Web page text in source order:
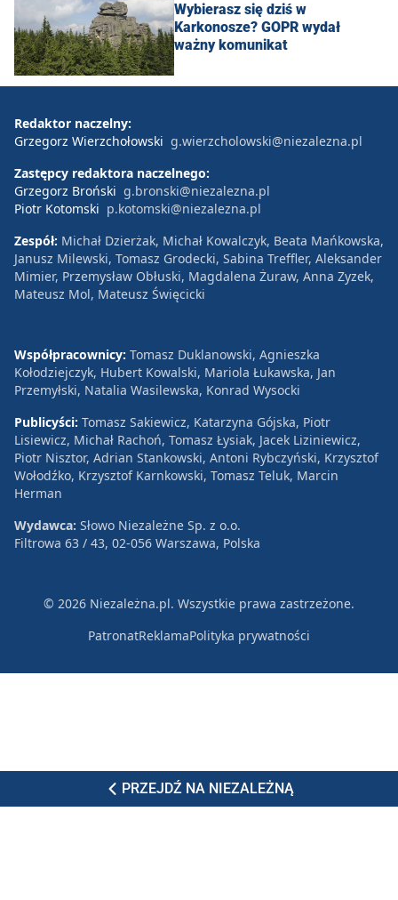
Wybierasz się dziś w
Karkonosze? GOPR wydał
ważny komunikat
PRZEJDŹ NA NIEZALEŻNĄ
Redaktor naczelny:
Grzegorz Wierzchołowski g.wierzcholowski@niezalezna.pl
Zastępcy redaktora naczelnego:
Grzegorz Broński g.bronski@niezalezna.pl
Piotr Kotomski p.kotomski@niezalezna.pl
Zespół: Michał Dzierżak, Michał Kowalczyk, Beata Mańkowska,
Janusz Milewski, Tomasz Grodecki, Sabina Treffler, Aleksander
Mimier, Przemysław Obłuski, Magdalena Żuraw, Anna Zyzek,
Mateusz Mol, Mateusz Święcicki
Współpracownicy: Tomasz Duklanowski, Agnieszka
Kołodziejczyk, Hubert Kowalski, Mariola Łukawska, Jan
Przemyłski, Natalia Wasilewska, Konrad Wysocki
Publicyści: Tomasz Sakiewicz, Katarzyna Gójska, Piotr
Lisiewicz, Michał Rachoń, Tomasz Łysiak, Jacek Liziniewicz,
Piotr Nisztor, Adrian Stankowski, Antoni Rybczyński, Krzysztof
Wołodźko, Krzysztof Karnkowski, Tomasz Teluk, Marcin
Herman
Wydawca: Słowo Niezależne Sp. z o.o.
Filtrowa 63 / 43, 02-056 Warszawa, Polska
© 2026 Niezależna.pl. Wszystkie prawa zastrzeżone.
PatronatReklamaPolityka prywatności